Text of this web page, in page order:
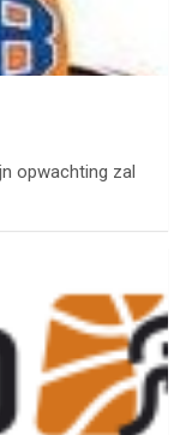
opwachting zal